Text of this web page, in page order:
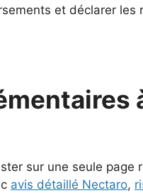
et déclarer les
sur une seule page
avis détaillé Nectaro,